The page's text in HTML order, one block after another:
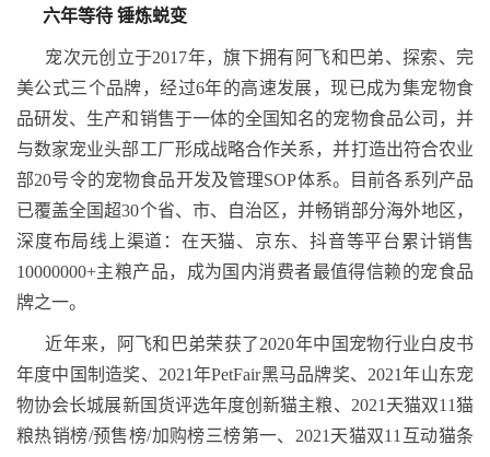
六年等待 锤炼蜕变
宠次元创立于2017年，旗下拥有阿飞和巴弟、探索、完
美公式三个品牌，经过6年的高速发展，现已成为集宠物食
品研发、生产和销售于一体的全国知名的宠物食品公司，并
与数家宠业头部工厂形成战略合作关系，并打造出符合农业
部20号令的宠物食品开发及管理SOP体系。目前各系列产品
已覆盖全国超30个省、市、自治区，并畅销部分海外地区，
深度布局线上渠道：在天猫、京东、抖音等平台累计销售
10000000+主粮产品，成为国内消费者最值得信赖的宠食品
牌之一。
近年来，阿飞和巴弟荣获了2020年中国宠物行业白皮书
年度中国制造奖、2021年PetFair黑马品牌奖、2021年山东宠
物协会长城展新国货评选年度创新猫主粮、2021天猫双11猫
粮热销榜/预售榜/加购榜三榜第一、2021天猫双11互动猫条